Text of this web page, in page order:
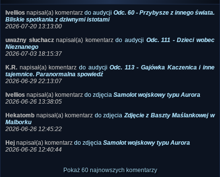
Bliskie spotkania z dziwnymi istotami
2026-07-20 13:13:00
Nieznanego
2026-07-03 18:15:37
tajemnice. Paranormalna spowiedź
2026-06-29 22:13:07
2026-06-26 13:38:05
Malborku
2026-06-26 12:45:22
2026-06-26 12:40:44